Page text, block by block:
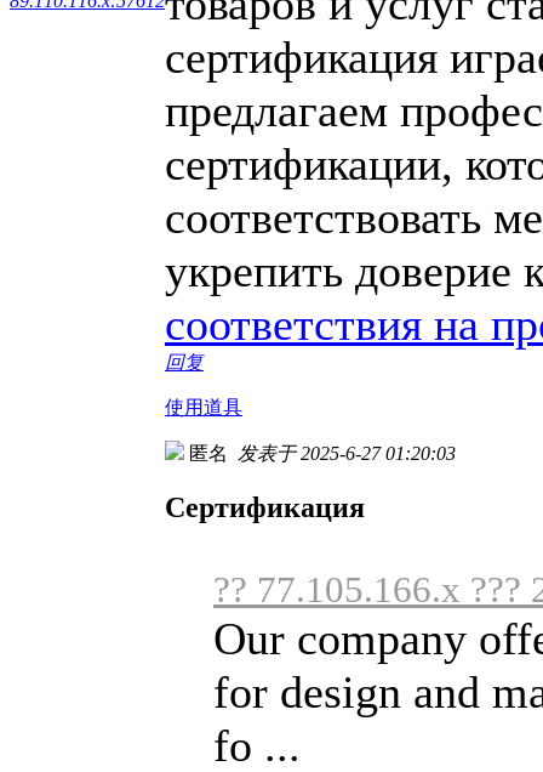
сертификация
предлагаем
сертификации,
соответствовать
укрепить доверие
соответствия на
回复
使用道具
匿名 发表于 2025-6-27 01:20:03
Сертификация
?? 77.105.166.x ???
Our company
for design and
fo ...